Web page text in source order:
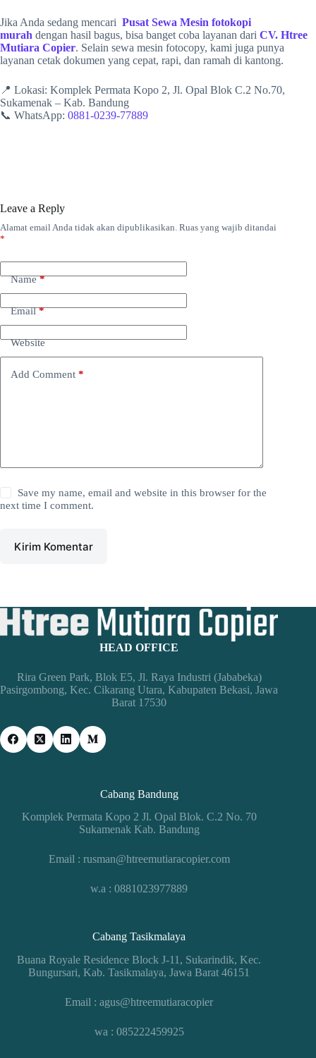
Jika Anda sedang mencari Pusat Sewa Mesin fotokopi
murah dengan hasil bagus, bisa banget coba layanan dari CV. Htree
Mutiara Copier. Selain sewa mesin fotocopy, kami juga punya
layanan cetak dokumen yang cepat, rapi, dan ramah di kantong.
📍 Lokasi: Komplek Permata Kopo 2, Jl. Opal Blok C.2 No.70,
Sukamenak – Kab. Bandung
📞 WhatsApp: 0881-0239-77889
Leave a Reply
Alamat email Anda tidak akan dipublikasikan. Ruas yang wajib ditandai
*
Name*
Email*
Website
Add Comment *
Save my name, email and website in this browser for the
next time I comment.
Kirim Komentar
HEAD OFFICE
Rira Green Park, Blok E5, Jl. Raya Industri (Jababeka)
Pasirgombong, Kec. Cikarang Utara, Kabupaten Bekasi, Jawa
Barat 17530
Cabang Bandung
Komplek Permata Kopo 2 Jl. Opal Blok. C.2 No. 70
Sukamenak Kab. Bandung
Email : rusman@htreemutiaracopier.com
w.a : 0881023977889
Cabang Tasikmalaya
Buana Royale Residence Block J-11, Sukarindik, Kec.
Bungursari, Kab. Tasikmalaya, Jawa Barat 46151
Email : agus@htreemutiaracopier
wa : 085222459925